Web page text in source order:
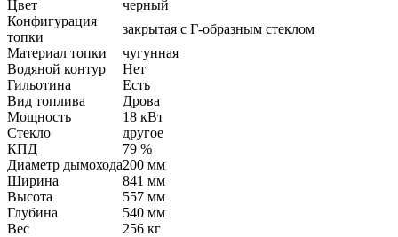
Цвет
черный
Конфигурация
топки
закрытая с Г-образным стеклом
Материал топки
чугунная
Водяной контур
Нет
Гильотина
Есть
Вид топлива
Дрова
Мощность
18 кВт
Стекло
другое
КПД
79 %
Диаметр дымохода200 мм
Ширина
841 мм
Высота
557 мм
Глубина
540 мм
Вес
256 кг